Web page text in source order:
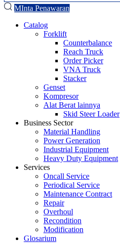
MInta Penawaran
Catalog
Forklift
Counterbalance
Reach Truck
Order Picker
VNA Truck
Stacker
Genset
Kompresor
Alat Berat lainnya
Skid Steer Loader
Business Sector
Material Handling
Power Generation
Industrial Equipment
Heavy Duty Equipment
Services
Oncall Service
Periodical Service
Maintenance Contract
Repair
Overhoul
Recondition
Modification
Glosarium